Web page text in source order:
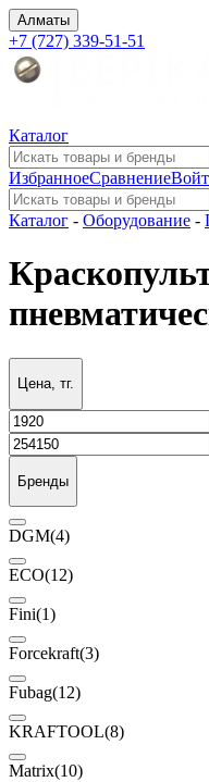
Алматы
+7 (727) 339-51-51
Каталог
ИзбранноеСравнение
Каталог - Оборудование -
Цена, тг.
Бренды
DGM(4)
ECO(12)
Fini(1)
Forcekraft(3)
Fubag(12)
KRAFTOOL(8)
Matrix(10)